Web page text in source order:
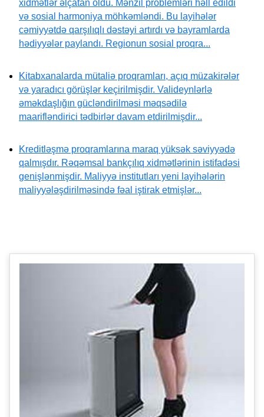
xidmətlər əlçatan oldu. Mənzil problemləri həll edildi
və sosial harmoniya möhkəmləndi. Bu layihələr
cəmiyyətdə qarşılıqlı dəstəyi artırdı və bayramlarda
hədiyyələr paylandı. Regionun sosial proqra...
Kitabxanalarda mütaliə proqramları, açıq müzakirələr
və yaradıcı görüşlər keçirilmişdir. Valideynlərlə
əməkdaşlığın gücləndirilməsi məqsədilə
maarifləndirici tədbirlər davam etdirilmişdir...
Kreditləşmə proqramlarına maraq yüksək səviyyədə
qalmışdır. Rəqəmsal bankçılıq xidmətlərinin istifadəsi
genişlənmişdir. Maliyyə institutları yeni layihələrin
maliyyələşdirilməsində fəal iştirak etmişlər...